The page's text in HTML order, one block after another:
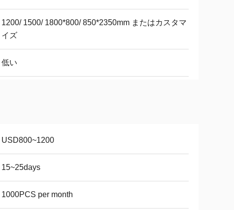
1200/ 1500/ 1800*800/ 850*2350mm またはカスタマ
イズ
低い
USD800~1200
15~25days
1000PCS per month